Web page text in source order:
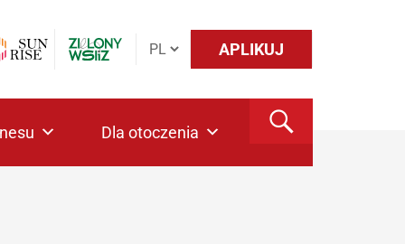
APLIKUJ
Dla otoczenia